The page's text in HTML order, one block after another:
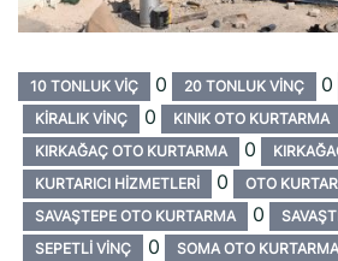
10 TONLUK VIÇ 0 20 TONLUK VINÇ 0
KIRALIK VINÇ 0 KINIK OTO KURTARMA
KIRKAĞAÇ OTO KURTARMA 0
KURTARICI HIZMETLERI 0 OTO
SAVAŞTEPE OTO KURTARMA 0
SEPETLI VINÇ 0 SOMA OTO KURTARMA